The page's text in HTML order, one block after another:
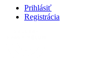
Prihlásiť
Registrácia